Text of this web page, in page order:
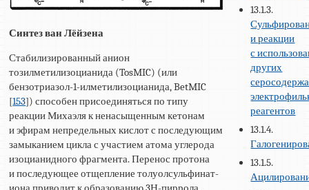
Синтез ван Лёйзена
Стабилизированный анион
тозилметилизоцианида (TosMIC) (или
бензотриазол-1-илметилизоцианида, BetMIC
[153]) способен присоединяться по типу
реакции Михаэля к ненасыщенным кетонам
и эфирам непредельных кислот с последующим
замыканием цикла с участием атома углерода
изоцианидного фрагмента. Перенос протона
и последующее отщепление толуолсульфинат-
13.1.3.
и реакции
с
других
реагентов
13.1.4.
13.1.5.